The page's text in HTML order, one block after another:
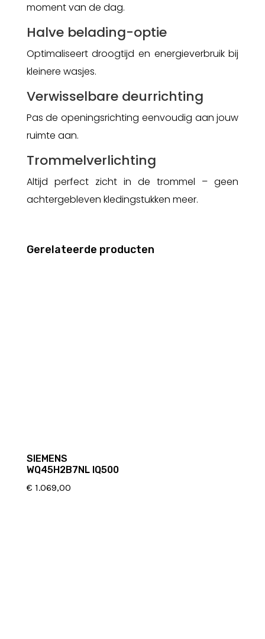
moment van de dag.
Halve belading-optie
Optimaliseert droogtijd en energieverbruik bij
kleinere wasjes.
Verwisselbare deurrichting
Pas de openingsrichting eenvoudig aan jouw
ruimte aan.
Trommelverlichting
Altijd perfect zicht in de trommel – geen
achtergebleven kledingstukken meer.
Gerelateerde producten
SIEMENS
WQ45H2B7NL IQ500
€ 1.069,00